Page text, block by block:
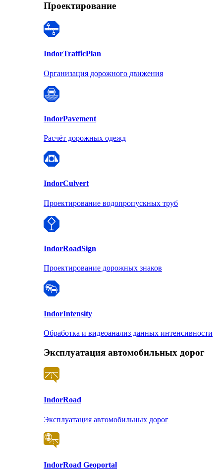
Проектирование
IndorTrafficPlan
Организация дорожного движения
IndorPavement
Расчёт дорожных одежд
IndorCulvert
Проектирование водопропускных труб
IndorRoadSign
Проектирование дорожных знаков
IndorIntensity
Обработка и видеоанализ данных интенсивности
Эксплуатация автомобильных дорог
IndorRoad
Эксплуатация автомобильных дорог
IndorRoad Geoportal